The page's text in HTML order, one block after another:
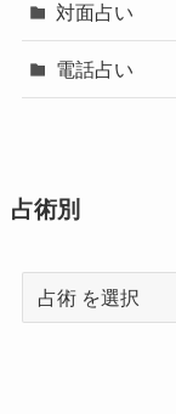
対面占い
電話占い
占術別
術